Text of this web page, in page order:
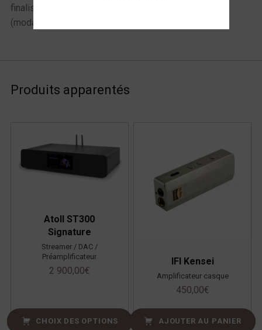
finaliser votre achat
(modalités, livraison)
Produits apparentés
Atoll ST300
Signature
Streamer / DAC /
Préamplificateur
2 900,00€
CHOIX DES OPTIONS
IFI Kensei
Amplificateur casque
450,00€
AJOUTER AU PANIER